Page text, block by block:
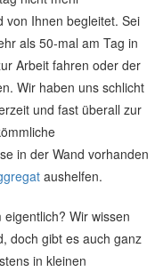
von Ihnen begleitet. Sei
als 50-mal am Tag in
Arbeit fahren oder der
Wir haben uns schlicht
und fast überall zur
in der Wand vorhanden
aushelfen.
Wir wissen
doch gibt es auch ganz
in kleinen